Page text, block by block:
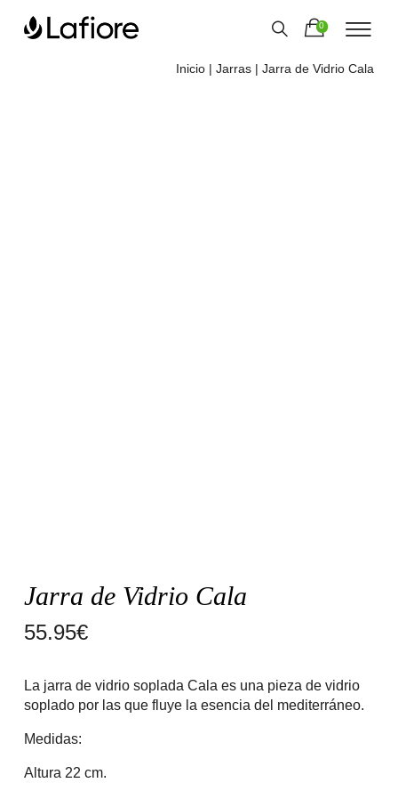
0
Inicio |Jarras | Jarra de Vidrio Cala
Jarra de Vidrio Cala
55.95€
La jarra de vidrio soplada Cala es una pieza de vidrio
soplado por las que fluye la esencia del mediterráneo.
Medidas:
Altura 22 cm.